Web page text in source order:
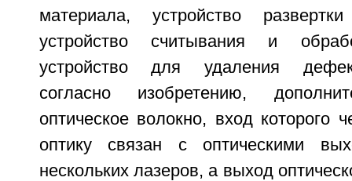
материала, устройство
устройство считывания и
устройство для удаления
согласно изобретению,
оптическое волокно, вход которого
оптику связан с оптическими
нескольких лазеров, а выход